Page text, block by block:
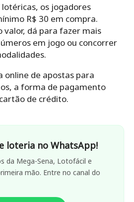
os jogadores
R$ 30 em compra.
valor, dá para fazer mais
em jogo ou concorrer
online de apostas para
a forma de pagamento
de crédito.
loteria no WhatsApp!
da Mega-Sena, Lotofácil e
mão. Entre no canal do